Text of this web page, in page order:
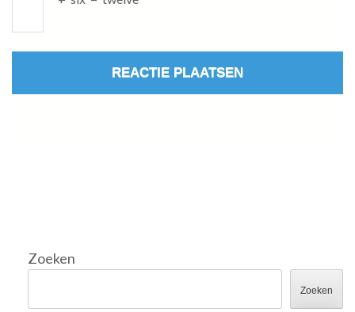
Zoeken
Zoeken